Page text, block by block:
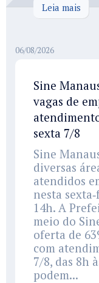
Leia mais
06/08/2026
Sine
vagas de
sexta 7/8
Sine
diversas
atendidos
nesta
14h. A
meio do
oferta de
com
7/8, das 8h
podem...